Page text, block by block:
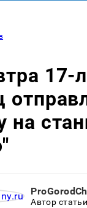
17-
на
Автор статьи